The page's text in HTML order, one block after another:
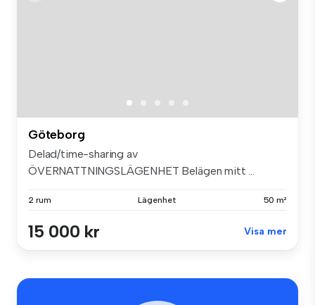
Göteborg
Delad/time-sharing av
ÖVERNATTNINGSLÄGENHET Belägen mitt ...
2 rum Lägenhet 50 m²
15 000 kr Visa mer